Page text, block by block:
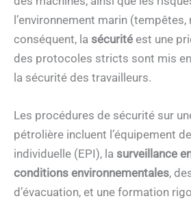
l’environnement marin
conséquent, la sécurité est une
des protocoles stricts sont mis
la sécurité des travailleurs.
Les procédures de sécurité sur
pétrolière incluent l’équipement
individuelle (EPI), la surveillance
conditions environnementales,
d’évacuation, et une formation